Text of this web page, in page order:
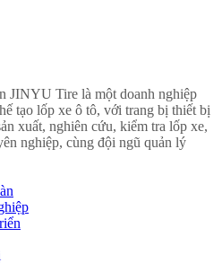
JINYU Tire là một doanh nghiệp
tạo lốp xe ô tô, với trang bị thiết bị
xuất, nghiên cứu, kiểm tra lốp xe,
nghiệp, cùng đội ngũ quản lý